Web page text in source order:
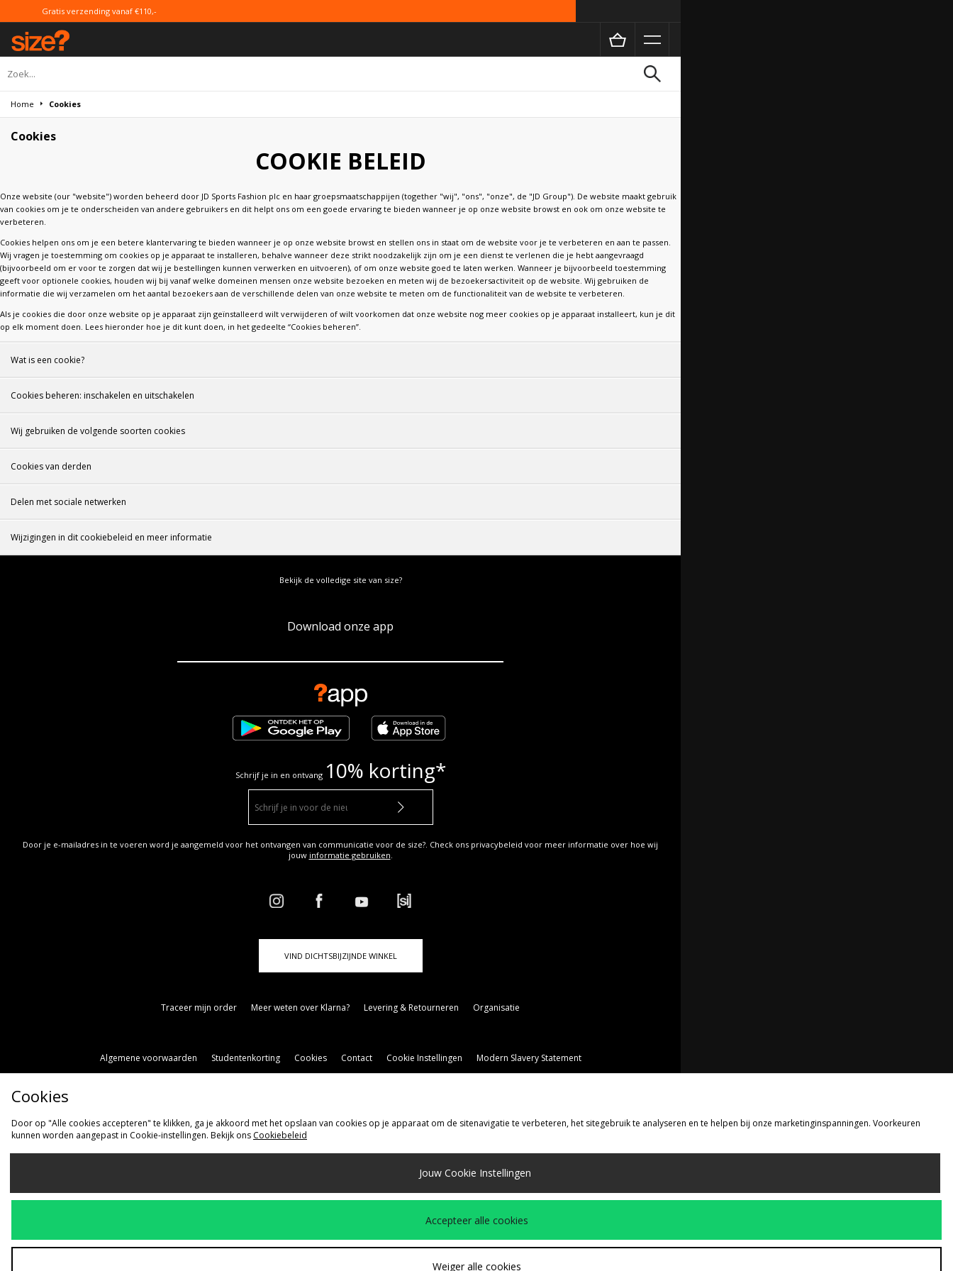
Gratis verzending vanaf €110,-
Home Cookies
Cookies
COOKIE BELEID
Onze website (our "website") worden beheerd door JD Sports Fashion plc en haar groepsmaatschappijen (together "wij", "ons", "onze", de "JD Group"). De website maakt gebruik
van cookies om je te onderscheiden van andere gebruikers en dit helpt ons om een goede ervaring te bieden wanneer je op onze website browst en ook om onze website te
verbeteren.
Cookies helpen ons om je een betere klantervaring te bieden wanneer je op onze website browst en stellen ons in staat om de website voor je te verbeteren en aan te passen.
Wij vragen je toestemming om cookies op je apparaat te installeren, behalve wanneer deze strikt noodzakelijk zijn om je een dienst te verlenen die je hebt aangevraagd
(bijvoorbeeld om er voor te zorgen dat wij je bestellingen kunnen verwerken en uitvoeren), of om onze website goed te laten werken. Wanneer je bijvoorbeeld toestemming
geeft voor optionele cookies, houden wij bij vanaf welke domeinen mensen onze website bezoeken en meten wij de bezoekersactiviteit op de website. Wij gebruiken de
informatie die wij verzamelen om het aantal bezoekers aan de verschillende delen van onze website te meten om de functionaliteit van de website te verbeteren.
Als je cookies die door onze website op je apparaat zijn geïnstalleerd wilt verwijderen of wilt voorkomen dat onze website nog meer cookies op je apparaat installeert, kun je dit
op elk moment doen. Lees hieronder hoe je dit kunt doen, in het gedeelte “Cookies beheren”.
Wat is een cookie?
Cookies beheren: inschakelen en uitschakelen
Wij gebruiken de volgende soorten cookies
Cookies van derden
Delen met sociale netwerken
Wijzigingen in dit cookiebeleid en meer informatie
Bekijk de volledige site van size?
Download onze app
Schrijf je in en ontvang 10% korting*
Door je e-mailadres in te voeren word je aangemeld voor het ontvangen van communicatie voor de size?. Check ons privacybeleid voor meer informatie over hoe wij
jouw informatie gebruiken.
VIND DICHTSBIJZIJNDE WINKEL
Traceer mijn order Meer weten over Klarna? Levering & Retourneren Organisatie
Algemene voorwaarden Studentenkorting Cookies Contact Cookie Instellingen Modern Slavery Statement
Verzenden Naar
Cookies
Door op "Alle cookies accepteren" te klikken, ga je akkoord met het opslaan van cookies op je apparaat om de sitenavigatie te verbeteren, het sitegebruik te analyseren en te helpen bij onze marketinginspanningen. Voorkeuren
kunnen worden aangepast in Cookie-instellingen. Bekijk ons Cookiebeleid
Jouw Cookie Instellingen
Accepteer alle cookies
Weiger alle cookies